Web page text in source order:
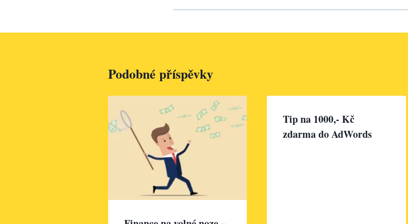
Podobné příspěvky
Tip na 1000,- Kč
zdarma do AdWords